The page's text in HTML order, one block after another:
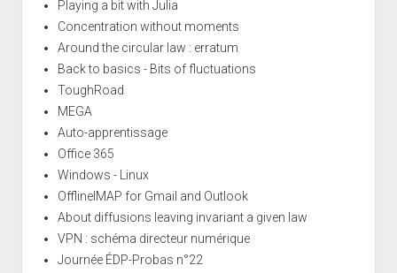
Playing a bit with Julia
Concentration without moments
Around the circular law : erratum
Back to basics - Bits of fluctuations
ToughRoad
MEGA
Auto-apprentissage
Office 365
Windows - Linux
OfflineIMAP for Gmail and Outlook
About diffusions leaving invariant a given law
VPN : schéma directeur numérique
Journée ÉDP-Probas n°22